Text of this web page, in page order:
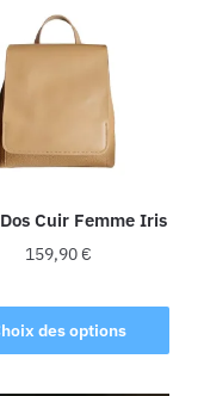
variations.
Les
options
peuvent
choisies
la
page
produit
Cuir Femme Iris
159,90€
des options
produit
a